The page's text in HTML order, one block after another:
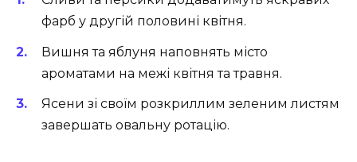
фарб у другій половині квітня.
Вишня та яблуня наповнять місто
ароматами на межі квітня та травня.
Ясени зі своїм розкриллим зеленим листям
завершать овальну ротацію.